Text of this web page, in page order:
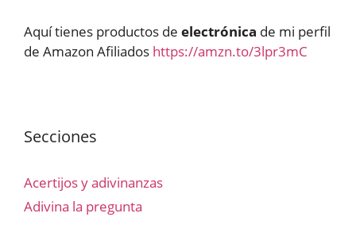
Aquí tienes productos de electrónica de mi perfil
de Amazon Afiliados https://amzn.to/3lpr3mC
Secciones
Acertijos y adivinanzas
Adivina la pregunta